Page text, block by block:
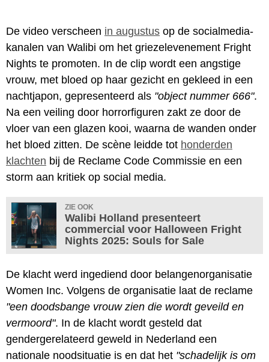
De video verscheen in augustus op de socialmedia-
kanalen van Walibi om het griezelevenement Fright
Nights te promoten. In de clip wordt een angstige
vrouw, met bloed op haar gezicht en gekleed in een
nachtjapon, gepresenteerd als "object nummer 666".
Na een veiling door horrorfiguren zakt ze door de
vloer van een glazen kooi, waarna de wanden onder
het bloed zitten. De scène leidde tot honderden
klachten bij de Reclame Code Commissie en een
storm aan kritiek op social media.
ZIE OOK
Walibi Holland presenteert
commercial voor Halloween Fright
Nights 2025: Souls for Sale
De klacht werd ingediend door belangenorganisatie
Women Inc. Volgens de organisatie laat de reclame
"een doodsbange vrouw zien die wordt geveild en
vermoord". In de klacht wordt gesteld dat
gendergerelateerd geweld in Nederland een
nationale noodsituatie is en dat het "schadelijk is om